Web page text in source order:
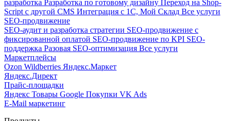
разработка Разработка по готовому дизайну Переход на Shop-
Script с другой CMS Интеграция с 1С, Мой Склад Все услуги
SEO-продвижение
SEO-аудит и разработка стратегии SEO-продвижение с
фиксированной оплатой SEO-продвижение по KPI SEO-
поддержка Разовая SEO-оптимизация Все услуги
Маркетплейсы
Ozon Wildberries Яндекс.Маркет
Яндекс.Директ
Прайс-площадки
Яндекс Товары Google Покупки VK Ads
E-Mail маркетинг